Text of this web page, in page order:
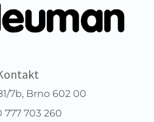
7b, Brno 602 00
777 703 260